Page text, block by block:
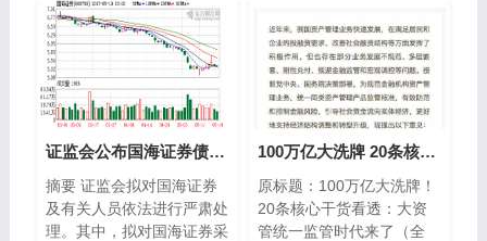
新成长混合A基金
证监会公布国海证券债券风险事件处罚结果 将继续加强监管
摘要 证监会拟对国海证券
及有关人员依法进行严肃处
理。其中，拟对国海证券采
100万亿大洗牌 20条核心干货：大资管统一监管时代了
原标题：100万亿大洗牌！
20条核心干货看透：大资
管统一监管时代来了（全